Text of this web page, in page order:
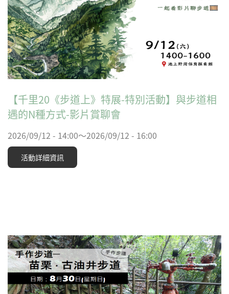
【千里20《步道上》特展-特別活動】與步道相
遇的N種方式-影片賞聊會
2026/09/12 - 14:00～2026/09/12 - 16:00
活動詳細資訊